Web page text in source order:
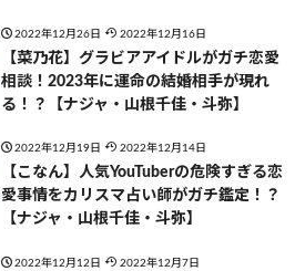
2022年12月26日 2022年12月16日
【菜乃花】グラビアアイドルがガチ恋愛
相談！2023年に運命の結婚相手が現れ
る！？【ナジャ・山根千佳・斗弥】
2022年12月19日 2022年12月14日
【こなん】人気YouTuberの危険すぎる恋
愛事情をカリスマ占い師がガチ鑑定！？
【ナジャ・山根千佳・斗弥】
2022年12月12日 2022年12月7日